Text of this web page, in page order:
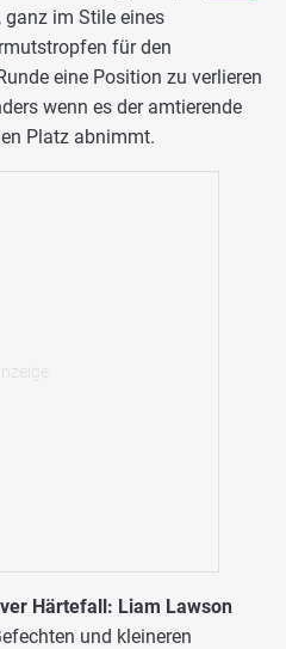
im Stile eines
für den
eine Position zu verlieren
wenn es der amtierende
Platz abnimmt.
Härtefall: Liam Lawson
und kleineren